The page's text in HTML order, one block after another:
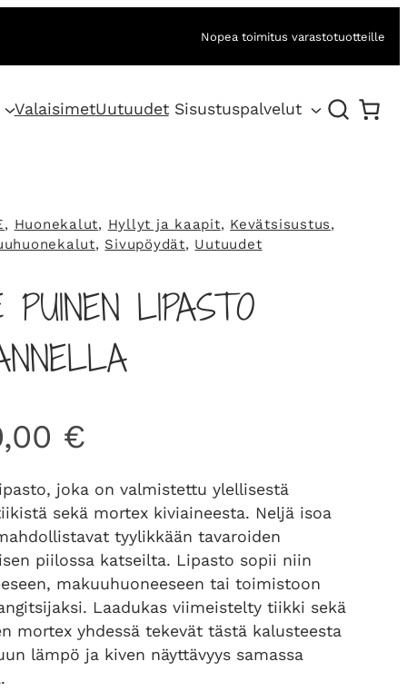
Nopea toimitus varastotuotteille
ValaisimetUutuudet Sisustuspalvelut
, Huonekalut, Hyllyt ja kaapit, Kevätsisustus
, Sivupöydät, Uutuudet
PUINEN LIPASTO
€
joka on valmistettu ylellisestä
sekä mortex kiviaineesta. Neljä isoa
tyylikkään tavaroiden
piilossa katseilta. Lipasto sopii niin
makuuhuoneeseen tai toimistoon
Laadukas viimeistelty tiikki sekä
mortex yhdessä tekevät tästä kalusteesta
lämpö ja kiven näyttävyys samassa